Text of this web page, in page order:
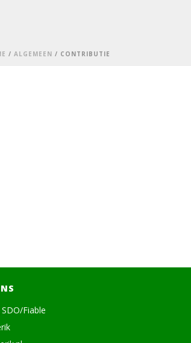
/ ALGEMEEN / CONTRIBUTIE
Fiable